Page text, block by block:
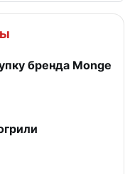
бренда Monge